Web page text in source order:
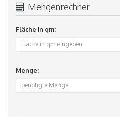
Mengenrechner
Fläche in qm:
Menge: